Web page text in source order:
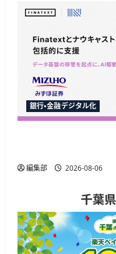
銀行・金融デジタル化
編集部 2026-08-06